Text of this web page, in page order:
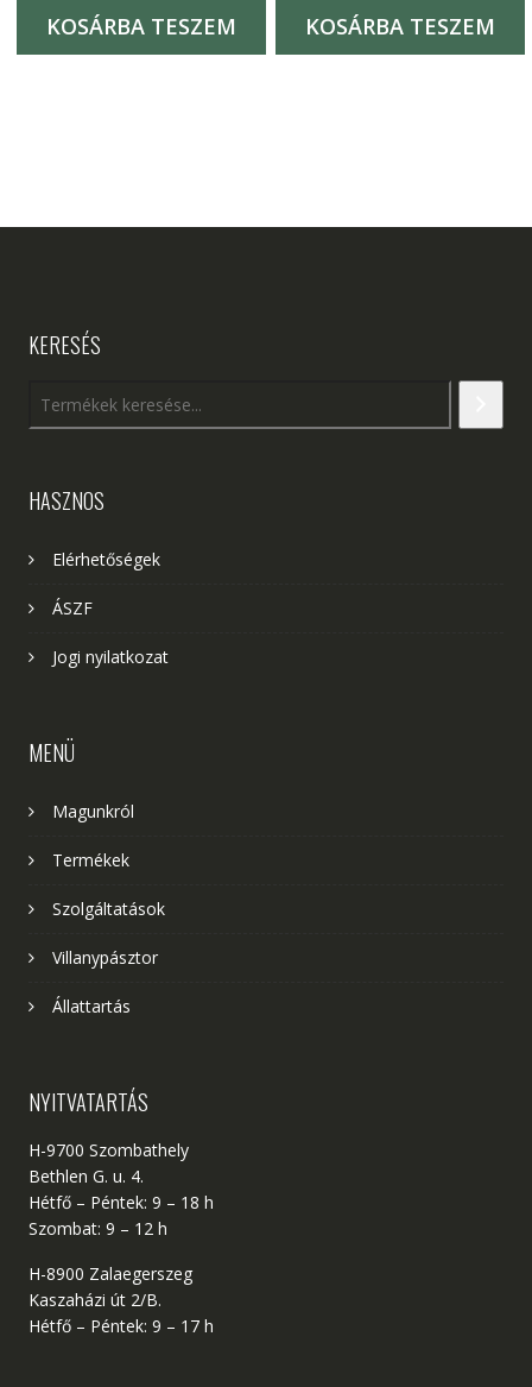
KOSÁRBA TESZEM KOSÁRBA TESZEM
KERESÉS
HASZNOS
Elérhetőségek
ÁSZF
Jogi nyilatkozat
MENÜ
Magunkról
Termékek
Szolgáltatások
Villanypásztor
Állattartás
NYITVATARTÁS
H-9700 Szombathely
Bethlen G. u. 4.
Hétfő – Péntek: 9 – 18 h
Szombat: 9 – 12 h
H-8900 Zalaegerszeg
Kaszaházi út 2/B.
Hétfő – Péntek: 9 – 17 h